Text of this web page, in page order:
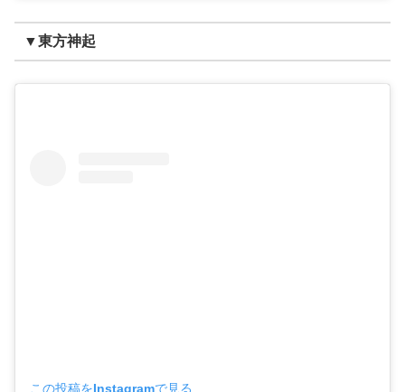
▼東方神起
この投稿をInstagramで見る